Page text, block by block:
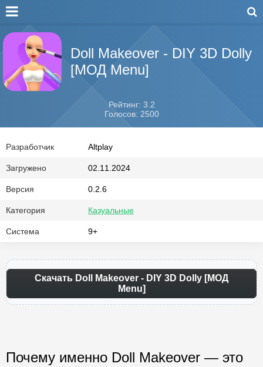
Doll Makeover - DIY 3D Dolly
[МОД Menu]
Рейтинг: 3.2
Голосов: 2500
Разработчик Altplay
Загружено 02.11.2024
Версия 0.2.6
Категория Казуальные
Система 9+
Скачать Doll Makeover - DIY 3D Dolly [МОД
Menu]
Почему именно Doll Makeover — это